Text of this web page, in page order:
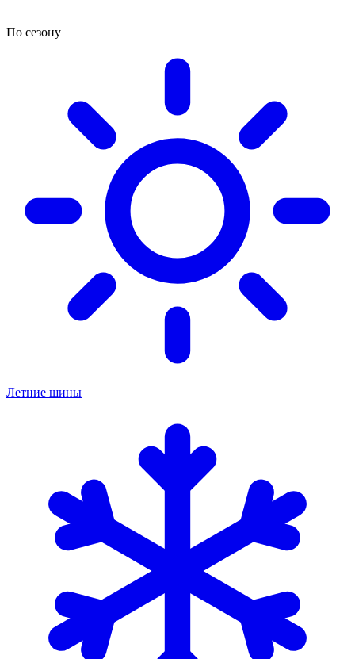
По сезону
Летние шины